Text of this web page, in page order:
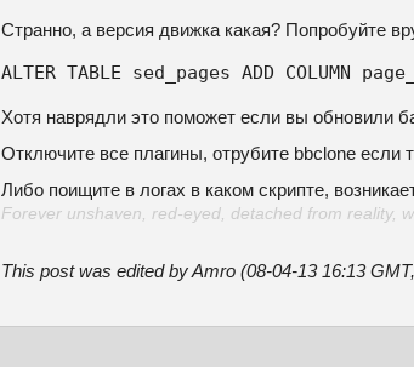
Странно, а версия движка какая? Попробуйте
ALTER TABLE sed_pages ADD COLUMN
Хотя наврядли это поможет если вы обновили
Отключите все плагины, отрубите bbclone если
Либо поищите в логах в каком скрипте,
Forever unshaven, red-eyed, detached from reality,
This post was edited by Amro (08-04-13 16:13